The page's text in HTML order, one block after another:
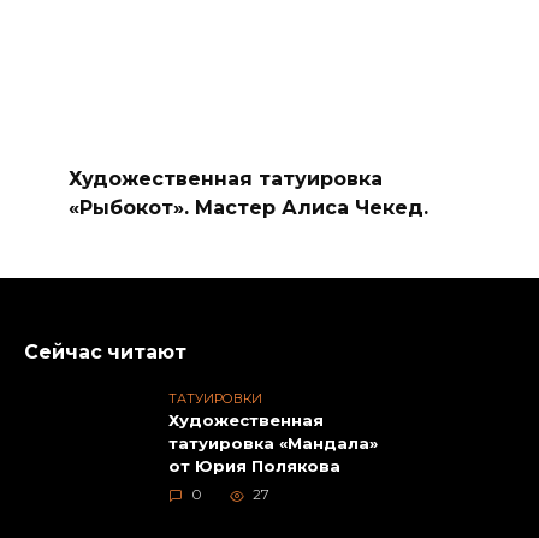
Художественная татуировка
«Рыбокот». Мастер Алиса Чекед.
Сейчас читают
ТАТУИРОВКИ
Художественная
татуировка «Мандала»
от Юрия Полякова
0 27